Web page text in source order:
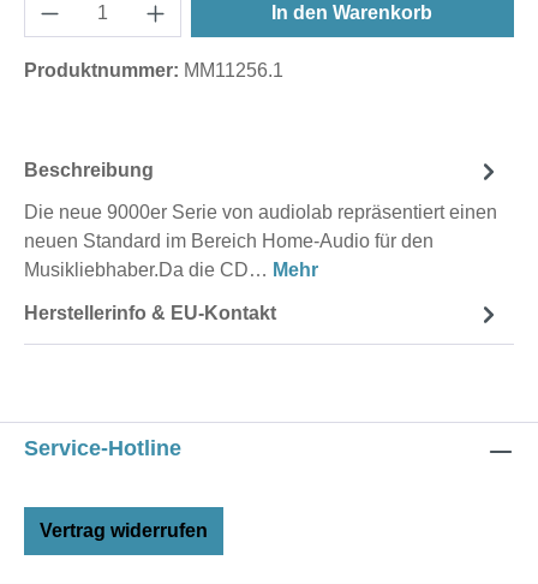
In den Warenkorb
Produktnummer: MM11256.1
Beschreibung
Die neue 9000er Serie von audiolab repräsentiert einen
neuen Standard im Bereich Home-Audio für den
Musikliebhaber.Da die CD… Mehr
Herstellerinfo & EU-Kontakt
Service-Hotline
Vertrag widerrufen